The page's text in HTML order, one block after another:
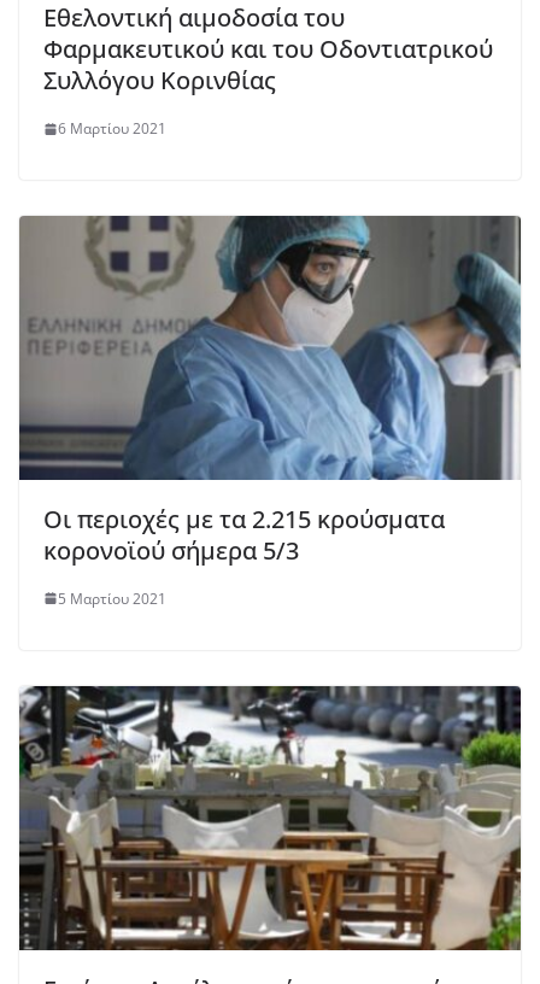
Εθελοντική αιμοδοσία του
Φαρμακευτικού και του Οδοντιατρικού
Συλλόγου Κορινθίας
6 Μαρτίου 2021
Οι περιοχές με τα 2.215 κρούσματα
κορονοϊού σήμερα 5/3
5 Μαρτίου 2021